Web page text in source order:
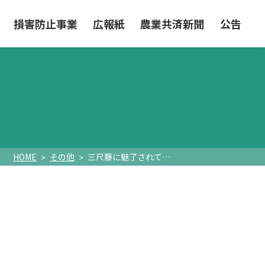
損害防止事業 広報紙 農業共済新聞 公告
HOME その他 三尺藤に魅了されて…